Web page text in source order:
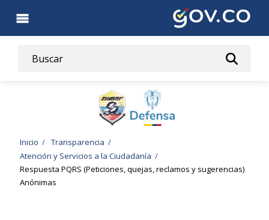
contenido
Ruta
navegación
Inicio
Transparencia
Atención y Servicios a la Ciudadanía
Respuesta PQRS (Peticiones, quejas, reclamos y sugerencias)
Anónimas